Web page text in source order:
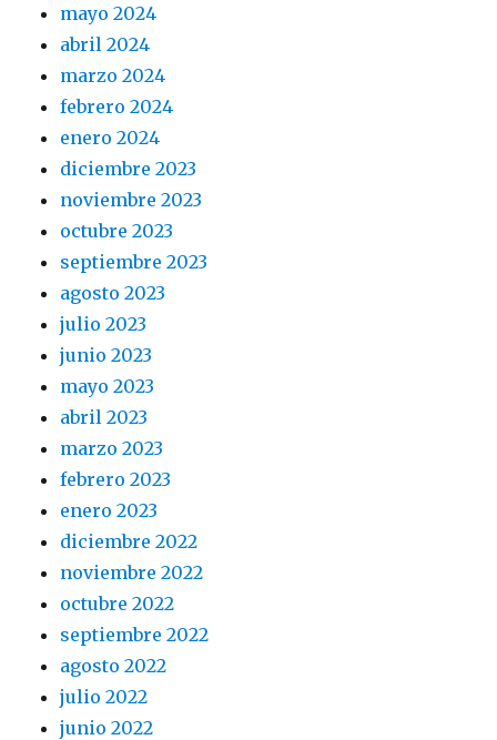
mayo 2024
abril 2024
marzo 2024
febrero 2024
enero 2024
diciembre 2023
noviembre 2023
octubre 2023
septiembre 2023
agosto 2023
julio 2023
junio 2023
mayo 2023
abril 2023
marzo 2023
febrero 2023
enero 2023
diciembre 2022
noviembre 2022
octubre 2022
septiembre 2022
agosto 2022
julio 2022
junio 2022